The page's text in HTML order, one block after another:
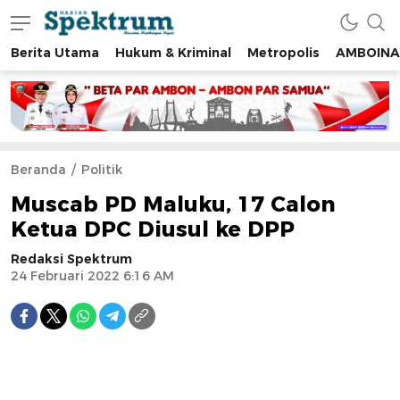
spektrumonline.com
Berita Utama Hukum & Kriminal Metropolis AMBOINA
Beranda Politik
Muscab PD Maluku, 17 Calon
Ketua DPC Diusul ke DPP
Redaksi Spektrum
24 Februari 2022 6:16 AM